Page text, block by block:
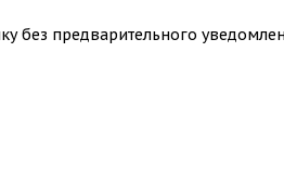
без предварительного